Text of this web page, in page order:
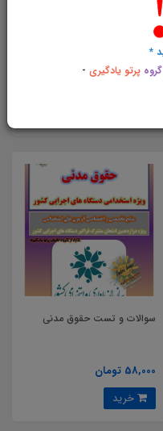
*
پرتو یادگیری -
سوالات و تست بازاریابی
کشاورزی
سوالات و تست حقوق مدنی
58,000 تومان